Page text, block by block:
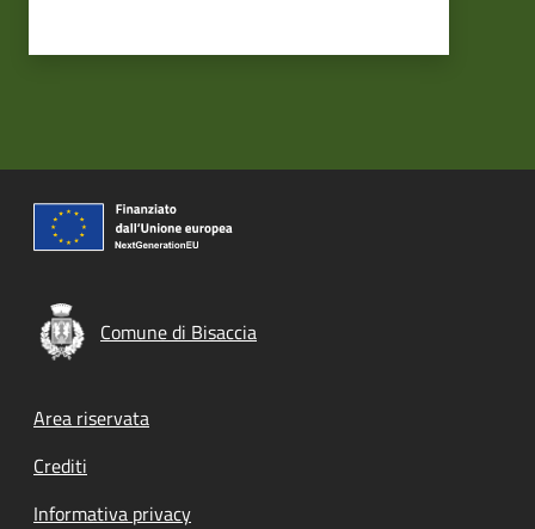
Comune di Bisaccia
Footer menu
Area riservata
Crediti
Informativa privacy